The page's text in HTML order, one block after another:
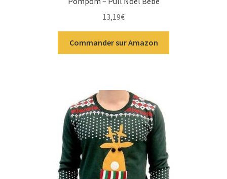
13,19€
Commander sur Amazon